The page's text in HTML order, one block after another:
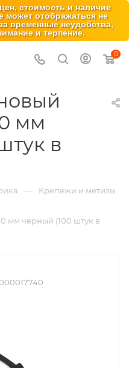
стоимость и наличие
может отображаться не
временные неудобства,
и терпение.
0
мм
в
— Крепежи и метизы
мм черный (100 штук в